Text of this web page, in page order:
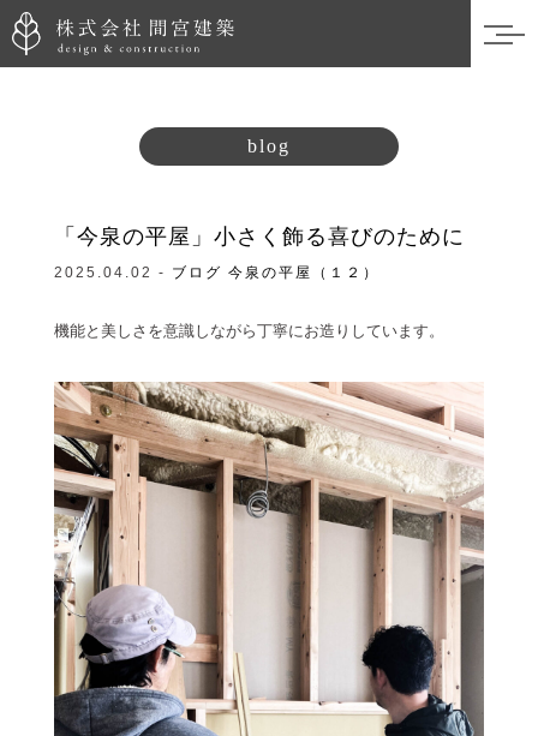
blog
「今泉の平屋」小さく飾る喜びのために
2025.04.02 - ブログ 今泉の平屋（１２）
機能と美しさを意識しながら丁寧にお造りしています。